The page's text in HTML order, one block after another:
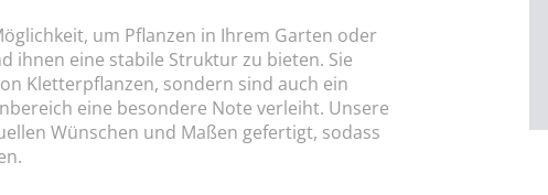
um Pflanzen in Ihrem Garten oder
ihnen eine stabile Struktur zu bieten. Sie
Kletterpflanzen, sondern sind auch ein
eine besondere Note verleiht. Unsere
Wünschen und Maßen gefertigt, sodass